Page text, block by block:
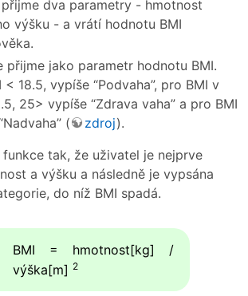
dva parametry - hmotnost
výšku - a vrátí hodnotu BMI
přijme jako parametr hodnotu BMI.
< 18.5, vypíše “Podvaha”, pro BMI v
25> vypíše “Zdrava vaha” a pro BMI
(
zdroj).
tak, že uživatel je nejprve
a výšku a následně je vypsána
do níž BMI spadá.
BMI = hmotnost[kg] /
výška[m] 2